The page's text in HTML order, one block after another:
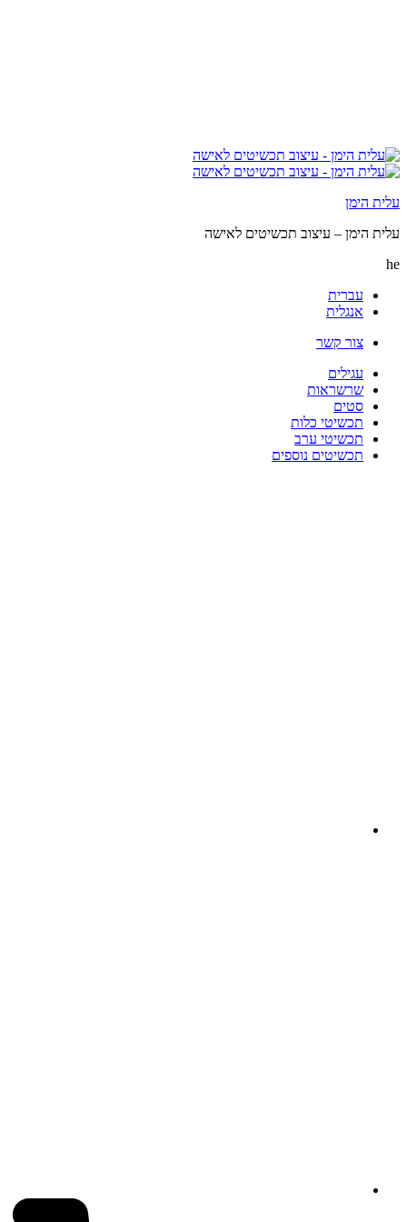
עלית הימן
עלית הימן – עיצוב תכשיטים לאישה
he
עברית
אנגלית
צור קשר
עגילים
שרשראות
סטים
תכשיטי כלות
תכשיטי ערב
תכשיטים נוספים